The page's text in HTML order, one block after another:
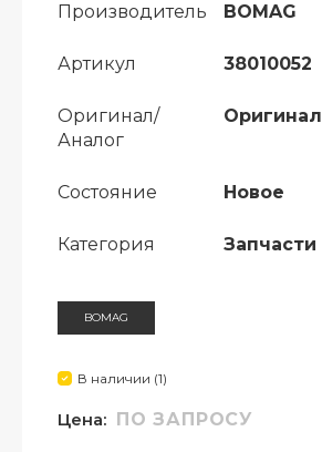
Производитель BOMAG
Артикул 38010052
Оригинал/
Аналог
Оригинал
Состояние Новое
Категория Запчасти
BOMAG
В наличии (1)
Цена: ПО ЗАПРОСУ